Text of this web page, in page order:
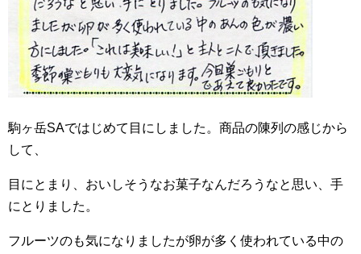
駒ヶ岳SAではじめて目にしました。商品の陳列の感じから
して、
目にとまり、おいしそうなお菓子なんだろうなと思い、手
にとりました。
フルーツのも気になりましたが卵が多く使われている中の